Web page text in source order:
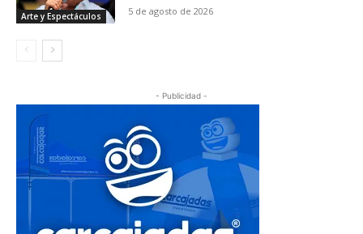
Arte y Espectáculos 5 de agosto de 2026
- Publicidad -